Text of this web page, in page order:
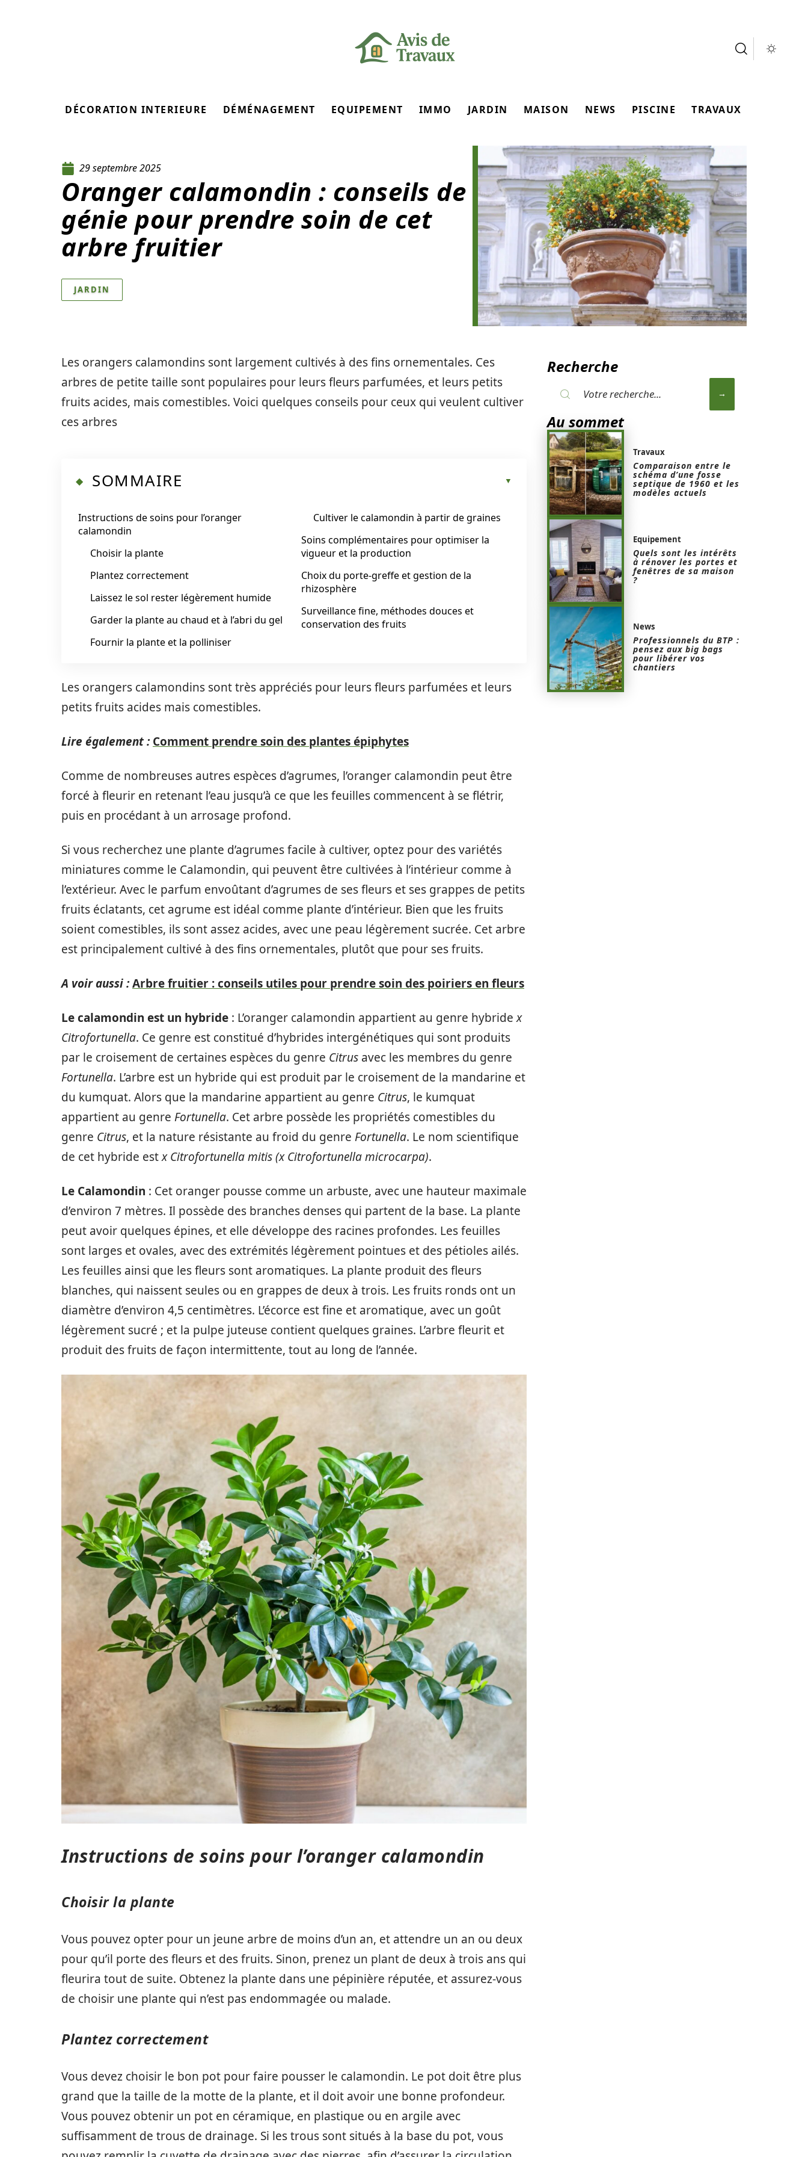
DÉCORATION INTERIEURE DÉMÉNAGEMENT EQUIPEMENT IMMO JARDIN MAISON NEWS PISCINE TRAVAUX
29 septembre 2025
Oranger calamondin : conseils de
génie pour prendre soin de cet
arbre fruitier
JARDIN
Les orangers calamondins sont largement cultivés à des fins ornementales. Ces
arbres de petite taille sont populaires pour leurs fleurs parfumées, et leurs petits
fruits acides, mais comestibles. Voici quelques conseils pour ceux qui veulent cultiver
ces arbres
SOMMAIRE
Instructions de soins pour l’oranger
calamondin
Choisir la plante
Plantez correctement
Laissez le sol rester légèrement humide
Garder la plante au chaud et à l’abri du gel
Fournir la plante et la polliniser
Cultiver le calamondin à partir de graines
Soins complémentaires pour optimiser la
vigueur et la production
Choix du porte‑greffe et gestion de la
rhizosphère
Surveillance fine, méthodes douces et
conservation des fruits
Les orangers calamondins sont très appréciés pour leurs fleurs parfumées et leurs
petits fruits acides mais comestibles.
Lire également : Comment prendre soin des plantes épiphytes
Comme de nombreuses autres espèces d’agrumes, l’oranger calamondin peut être
forcé à fleurir en retenant l’eau jusqu’à ce que les feuilles commencent à se flétrir,
puis en procédant à un arrosage profond.
Si vous recherchez une plante d’agrumes facile à cultiver, optez pour des variétés
miniatures comme le Calamondin, qui peuvent être cultivées à l’intérieur comme à
l’extérieur. Avec le parfum envoûtant d’agrumes de ses fleurs et ses grappes de petits
fruits éclatants, cet agrume est idéal comme plante d’intérieur. Bien que les fruits
soient comestibles, ils sont assez acides, avec une peau légèrement sucrée. Cet arbre
est principalement cultivé à des fins ornementales, plutôt que pour ses fruits.
A voir aussi :Arbre fruitier : conseils utiles pour prendre soin des poiriers en fleurs
Le calamondin est un hybride : L’oranger calamondin appartient au genre hybridex
Citrofortunella. Ce genre est constitué d’hybrides intergénétiques qui sont produits
par le croisement de certaines espèces du genre Citrus avec les membres du genre
Fortunella. L’arbre est un hybride qui est produit par le croisement de la mandarine et
du kumquat. Alors que la mandarine appartient au genre Citrus, le kumquat
appartient au genre Fortunella. Cet arbre possède les propriétés comestibles du
genre Citrus, et la nature résistante au froid du genre Fortunella. Le nom scientifique
de cet hybride estx Citrofortunella mitis (x Citrofortunella microcarpa).
Le Calamondin : Cet oranger pousse comme un arbuste, avec une hauteur maximale
d’environ 7 mètres. Il possède des branches denses qui partent de la base. La plante
peut avoir quelques épines, et elle développe des racines profondes. Les feuilles
sont larges et ovales, avec des extrémités légèrement pointues et des pétioles ailés.
Les feuilles ainsi que les fleurs sont aromatiques. La plante produit des fleurs
blanches, qui naissent seules ou en grappes de deux à trois. Les fruits ronds ont un
diamètre d’environ 4,5 centimètres. L’écorce est fine et aromatique, avec un goût
légèrement sucré ; et la pulpe juteuse contient quelques graines. L’arbre fleurit et
produit des fruits de façon intermittente, tout au long de l’année.
Instructions de soins pour l’oranger calamondin
Choisir la plante
Vous pouvez opter pour un jeune arbre de moins d’un an, et attendre un an ou deux
pour qu’il porte des fleurs et des fruits. Sinon, prenez un plant de deux à trois ans qui
fleurira tout de suite. Obtenez la plante dans une pépinière réputée, et assurez-vous
de choisir une plante qui n’est pas endommagée ou malade.
Plantez correctement
Vous devez choisir le bon pot pour faire pousser le calamondin. Le pot doit être plus
grand que la taille de la motte de la plante, et il doit avoir une bonne profondeur.
Vous pouvez obtenir un pot en céramique, en plastique ou en argile avec
suffisamment de trous de drainage. Si les trous sont situés à la base du pot, vous
Recherche
Au sommet
Travaux
Comparaison entre le
schéma d’une fosse
septique de 1960 et les
modèles actuels
Equipement
Quels sont les intérêts
à rénover les portes et
fenêtres de sa maison
?
News
Professionnels du BTP :
pensez aux big bags
pour libérer vos
chantiers